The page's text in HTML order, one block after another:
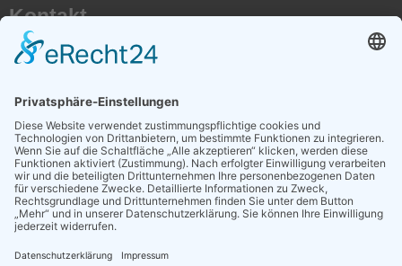
Kontakt
AKTX Pflege e.V.
50116 Bergheim
E-Mail:info@transplantationspflege.de
Social Media